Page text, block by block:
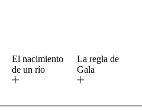
El nacimiento
de un río
La regla de
Gala